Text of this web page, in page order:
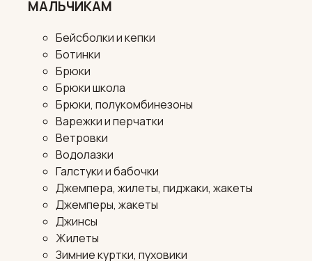
МАЛЬЧИКАМ
Бейсболки и кепки
Ботинки
Брюки
Брюки школа
Брюки, полукомбинезоны
Варежки и перчатки
Ветровки
Водолазки
Галстуки и бабочки
Джемпера, жилеты, пиджаки, жакеты
Джемперы, жакеты
Джинсы
Жилеты
Зимние куртки, пуховики